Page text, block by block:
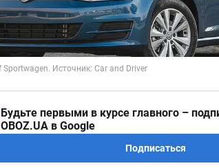
Будьте первыми в курсе главного –
OBOZ.UA в Google
Подписаться